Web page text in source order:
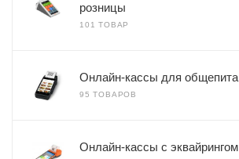
розницы
101 ТОВАР
Онлайн-кассы для общепита
95 ТОВАРОВ
Онлайн-кассы с эквайрингом